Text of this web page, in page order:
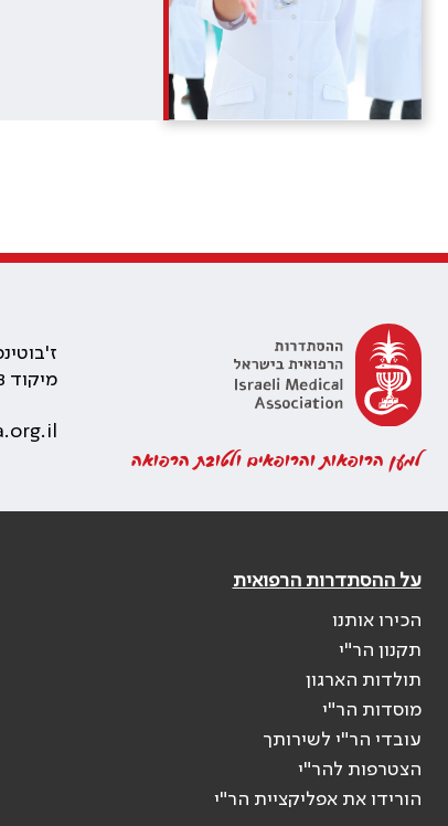
למען הרופאות והרופאים ולטובת הרפואה
ז'בוטינסקי 35 רמת גן,
מיקוד 5251108
על ההסתדרות הרפואית
הכירו אותנו
תקנון הר"י
תולדות הארגון
מוסדות הר"י
עובדי הר"י לשירותך
הצטרפות להר"י
הורידו את אפליקציית הר"י